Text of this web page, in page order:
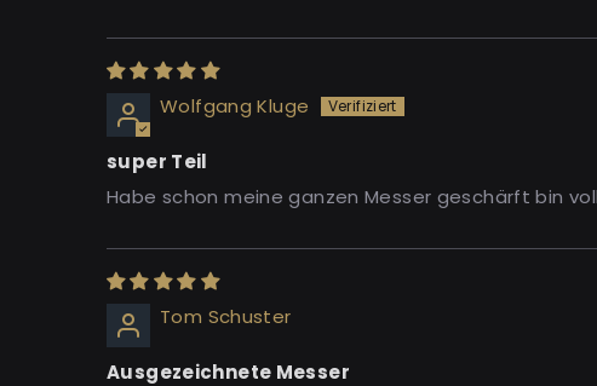
Wolfgang Kluge
super Teil
Habe schon meine ganzen Messer geschärft bin
Tom Schuster
Ausgezeichnete Messer